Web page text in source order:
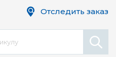
Отследить заказ